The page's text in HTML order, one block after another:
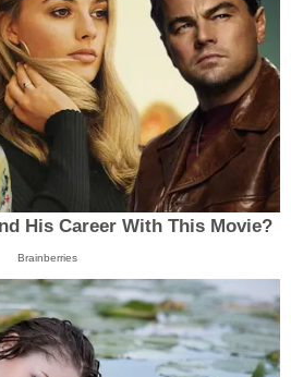
His Career With This Movie?
Brainberries